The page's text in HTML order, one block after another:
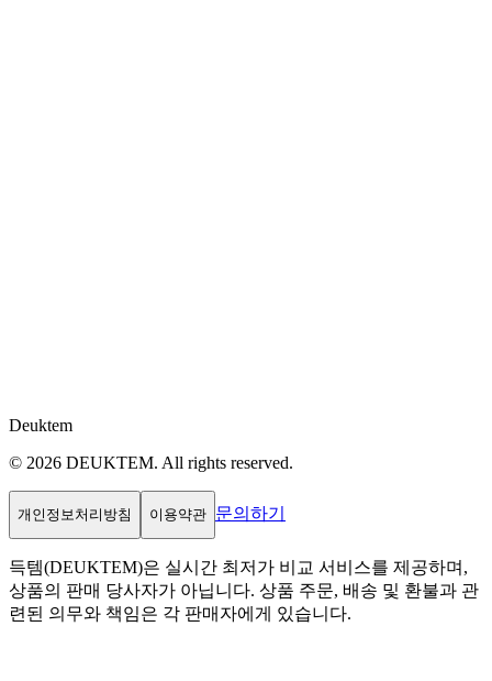
Deuktem
© 2026 DEUKTEM. All rights reserved.
개인정보처리방침 이용약관 문의하기
득템(DEUKTEM)은 실시간 최저가 비교 서비스를 제공하며,
상품의 판매 당사자가 아닙니다. 상품 주문, 배송 및 환불과 관
련된 의무와 책임은 각 판매자에게 있습니다.